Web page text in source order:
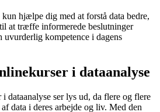
hjælpe dig med at forstå data bedre,
at træffe informerede beslutninger
uvurderlig kompetence i dagens
i dataanalyse
dataanalyse ser lys ud, da flere og flere
data i deres arbejde og liv. Med den